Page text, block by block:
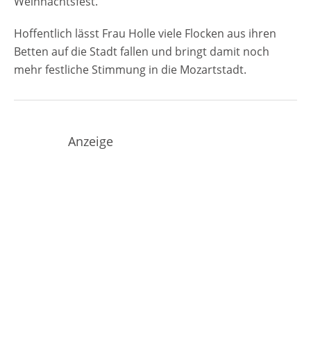
Hoffentlich lässt Frau Holle viele Flocken aus ihren
Betten auf die Stadt fallen und bringt damit noch
mehr festliche Stimmung in die Mozartstadt.
Anzeige